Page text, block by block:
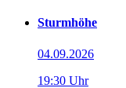
Sturmhöhe
04.09.2026
19:30 Uhr